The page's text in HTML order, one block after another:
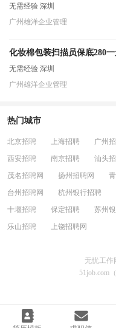
无需经验 深圳
广州雄洋企业管理
化妆棉包装扫描员保底280
无需经验 深圳
广州雄洋企业管理
热门城市
北京招聘 上海招聘 广州
西安招聘
南京招聘 汕头
茂名招聘网
扬州招聘网
台州招聘网
杭州银行招聘
十堰招聘
保定招聘 苏州
乐山招聘
上饶招聘网
无忧工作
51job.com